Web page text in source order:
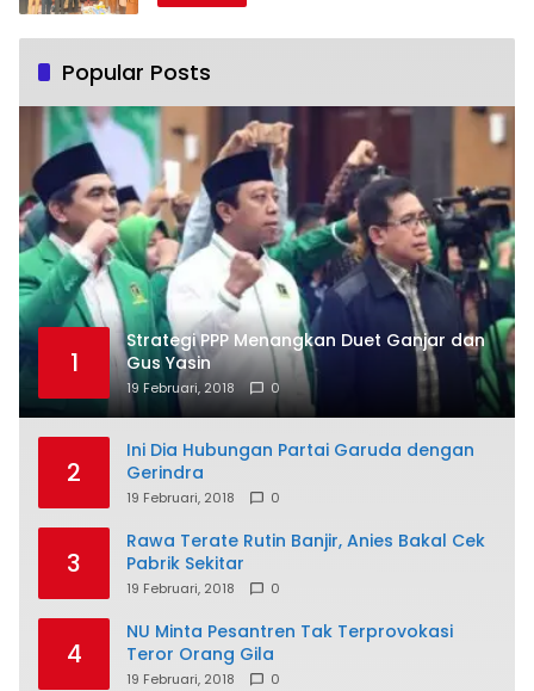
Popular Posts
1
Strategi PPP Menangkan Duet Ganjar dan
Gus Yasin
19 Februari, 2018 0
2
Ini Dia Hubungan Partai Garuda dengan
Gerindra
19 Februari, 2018 0
3
Rawa Terate Rutin Banjir, Anies Bakal Cek
Pabrik Sekitar
19 Februari, 2018 0
4
NU Minta Pesantren Tak Terprovokasi
Teror Orang Gila
19 Februari, 2018 0